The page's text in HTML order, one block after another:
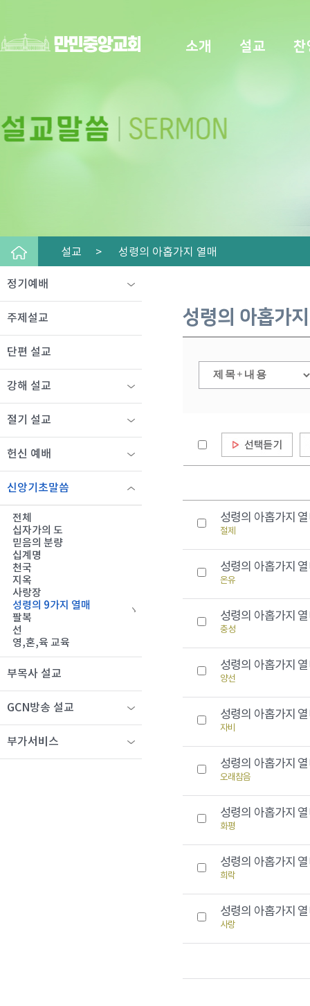
소개 설교 찬
설교 > 성령의 아홉가지 열매
성령의 아홉가
성령의 아홉가지
절제
성령의 아홉가지
온유
성령의 아홉가지
충성
성령의 아홉가지
양선
성령의 아홉가지
자비
성령의 아홉가지
오래참음
성령의 아홉가지
화평
성령의 아홉가지
희락
성령의 아홉가지
사랑
정기예배
주제설교
단편 설교
강해 설교
절기 설교
헌신 예배
신앙기초말씀
전체
십자가의 도
믿음의 분량
십계명
천국
지옥
사랑장
성령의 9가지 열매
팔복
선
영,혼,육 교육
부목사 설교
GCN방송 설교
부가서비스